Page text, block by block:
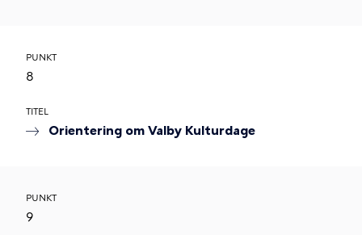
PUNKT
8
TITEL
Orientering om Valby Kulturdage
PUNKT
9